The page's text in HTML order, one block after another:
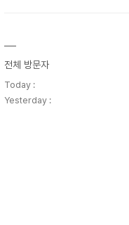
전체 방문자
Today :
Yesterday :